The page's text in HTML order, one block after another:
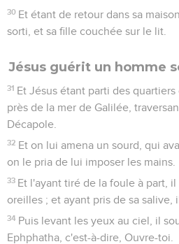
30 Et étant de retour dans sa
sorti, et sa fille couchée sur le lit.
Jésus guérit un homme
31 Et Jésus étant parti des
près de la mer de Galilée,
Décapole.
32 Et on lui amena un sourd, qui
on le pria de lui imposer les mains.
33 Et l'ayant tiré de la foule à part,
oreilles ; et ayant pris de sa salive,
34 Puis levant les yeux au ciel, il
Ephphatha, c'est-à-dire, Ouvre-toi.